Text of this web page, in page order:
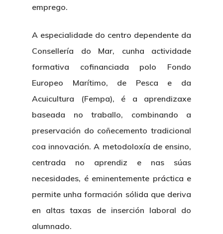
emprego.
A especialidade do centro dependente da
Consellería do Mar, cunha actividade
formativa cofinanciada polo Fondo
Europeo Marítimo, de Pesca e da
Acuicultura (Fempa), é a aprendizaxe
baseada no traballo, combinando a
preservación do coñecemento tradicional
coa innovación. A metodoloxía de ensino,
centrada no aprendiz e nas súas
necesidades, é eminentemente práctica e
permite unha formación sólida que deriva
en altas taxas de inserción laboral do
alumnado.